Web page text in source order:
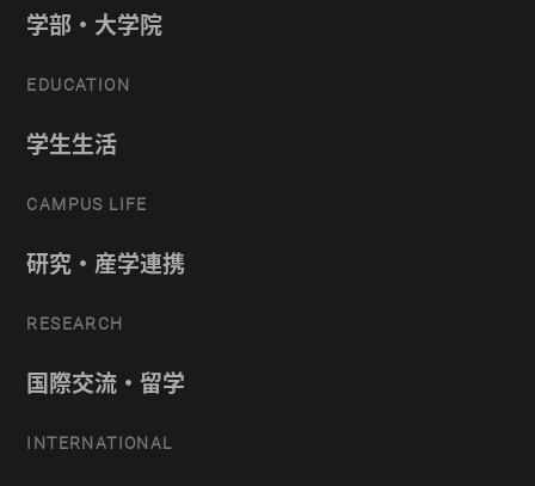
学部・大学院
EDUCATION
学生生活
CAMPUS LIFE
研究・産学連携
RESEARCH
国際交流・留学
INTERNATIONAL